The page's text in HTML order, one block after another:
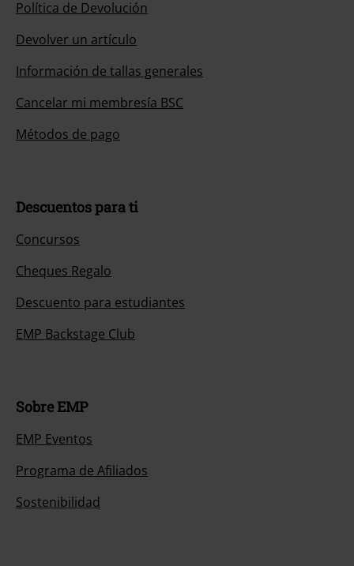
Política de Devolución
Devolver un artículo
Información de tallas generales
Cancelar mi membresía BSC
Métodos de pago
Descuentos para ti
Concursos
Cheques Regalo
Descuento para estudiantes
EMP Backstage Club
Sobre EMP
EMP Eventos
Programa de Afiliados
Sostenibilidad